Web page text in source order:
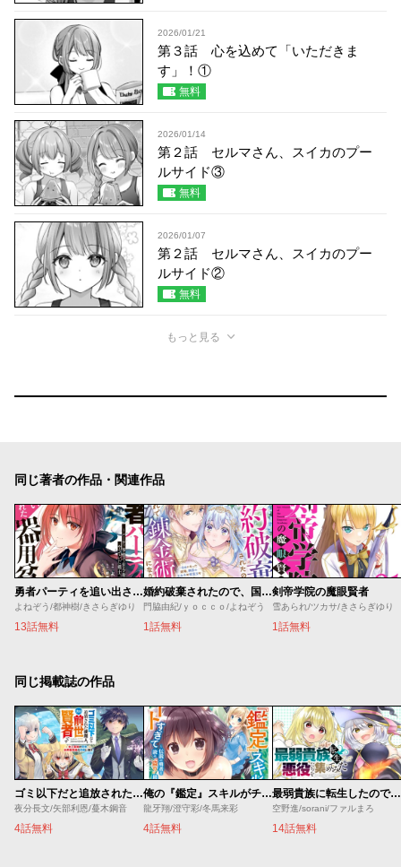
2026/01/21
第３話 心を込めて「いただきま
す」！①
無料
2026/01/14
第２話 セルマさん、スイカのプー
ルサイド③
無料
2026/01/07
第２話 セルマさん、スイカのプー
ルサイド②
無料
もっと見る
同じ著者の作品・関連作品
勇者パーティを追い出された器用貧乏 ～パーティ事情で付与術士をやっていた剣士、万能へと至る～
よねぞう/都神樹/きさらぎゆり
13話無料
婚約破棄されたので、国の外れで錬金術姫になりました！～自由になった途端、隣国の王太子や精霊王や竜族から愛されています
門脇由紀/ｙｏｃｃｏ/よねぞう
1話無料
剣帝学院の魔眼賢者
雪あられ/ツカサ/きさらぎゆり
1話無料
同じ掲載誌の作品
ゴミ以下だと追放された使用人、実は前世賢者です ～史上最強の賢者、世界最高峰の学園に通う～
夜分長文/矢部利恩/蔓木鋼音
4話無料
俺の『鑑定』スキルがチートすぎて
龍牙翔/澄守彩/冬馬来彩
4話無料
最弱貴族に転生したので悪役たちを集めてみた
空野進/sorani/ファルまろ
14話無料